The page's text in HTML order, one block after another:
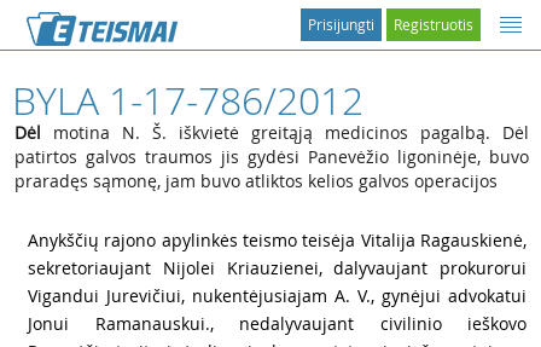
Registruotis
Prisijungti
BYLA 1-17-786/2012
Dėl motina N. Š. iškvietė greitąją medicinos pagalbą. Dėl
patirtos galvos traumos jis gydėsi Panevėžio ligoninėje, buvo
praradęs sąmonę, jam buvo atliktos kelios galvos operacijos
Anykščių rajono apylinkės teismo teisėja Vitalija Ragauskienė,
sekretoriaujant Nijolei Kriauzienei, dalyvaujant prokurorui
Vigandui Jurevičiui, nukentėjusiajam A. V., gynėjui advokatui
Jonui Ramanauskui., nedalyvaujant civilinio ieškovo